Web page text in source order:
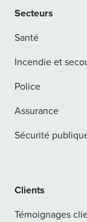
Secteurs
Santé
Incendie et
Police
Assurance
Sécurité
Clients
Témoignages